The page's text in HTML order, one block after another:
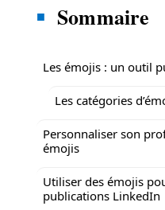
Sommaire
Les émojis : un outil
Les catégories
Personnaliser son
émojis
Utiliser des émojis
publications LinkedIn